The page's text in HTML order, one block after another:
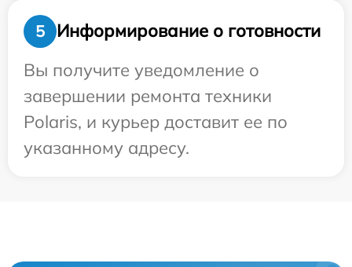
5
Информирование о готовности
Вы получите уведомление о
завершении ремонта техники
Polaris, и курьер доставит ее по
указанному адресу.